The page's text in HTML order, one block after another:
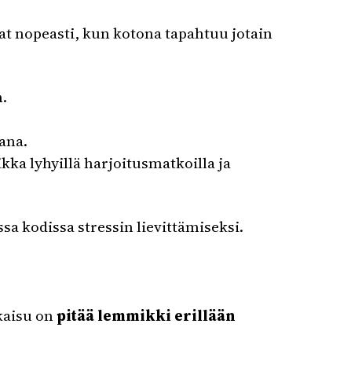
nopeasti, kun kotona tapahtuu jotain
lyhyillä harjoitusmatkoilla ja
kodissa stressin lievittämiseksi.
onpitää lemmikki erillään